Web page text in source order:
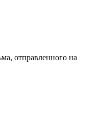
отправленного на